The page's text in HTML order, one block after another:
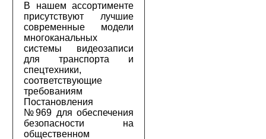
В нашем ассортименте
присутствуют лучшие
современные модели
многоканальных
системы видеозаписи
для транспорта и
спецтехники,
соответствующие
требованиям
Постановления
№969 для обеспечения
безопасности на
общественном